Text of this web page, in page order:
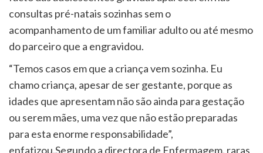
consultas pré-natais sozinhas sem o
acompanhamento de um familiar adulto ou até mesmo
do parceiro que a engravidou.
“Temos casos em que a criança vem sozinha. Eu
chamo criança, apesar de ser gestante, porque as
idades que apresentam não são ainda para gestação
ou serem mães, uma vez que não estão preparadas
para esta enorme responsabilidade”,
enfatizou.Segundo a directora de Enfermagem, raras